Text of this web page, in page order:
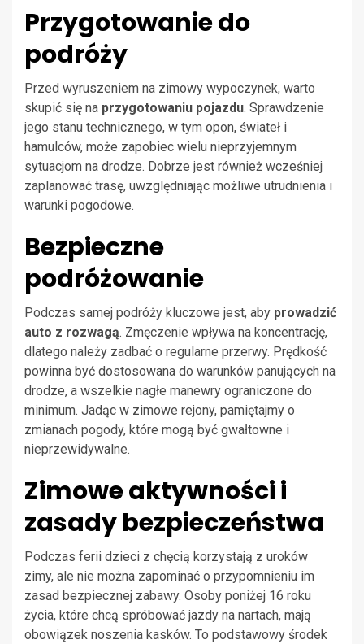
Przygotowanie do
podróży
Przed wyruszeniem na zimowy wypoczynek, warto
skupić się na przygotowaniu pojazdu. Sprawdzenie
jego stanu technicznego, w tym opon, świateł i
hamulców, może zapobiec wielu nieprzyjemnym
sytuacjom na drodze. Dobrze jest również wcześniej
zaplanować trasę, uwzględniając możliwe utrudnienia i
warunki pogodowe.
Bezpieczne
podróżowanie
Podczas samej podróży kluczowe jest, aby prowadzić
auto z rozwagą. Zmęczenie wpływa na koncentrację,
dlatego należy zadbać o regularne przerwy. Prędkość
powinna być dostosowana do warunków panujących na
drodze, a wszelkie nagłe manewry ograniczone do
minimum. Jadąc w zimowe rejony, pamiętajmy o
zmianach pogody, które mogą być gwałtowne i
nieprzewidywalne.
Zimowe aktywności i
zasady bezpieczeństwa
Podczas ferii dzieci z chęcią korzystają z uroków
zimy, ale nie można zapominać o przypomnieniu im
zasad bezpiecznej zabawy. Osoby poniżej 16 roku
życia, które chcą spróbować jazdy na nartach, mają
obowiązek noszenia kasków. To podstawowy środek